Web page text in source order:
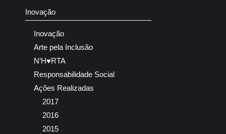
Inovação
Inovação
Arte pela Inclusão
N’H♥RTA
Responsabilidade Social
Ações Realizadas
2017
2016
2015